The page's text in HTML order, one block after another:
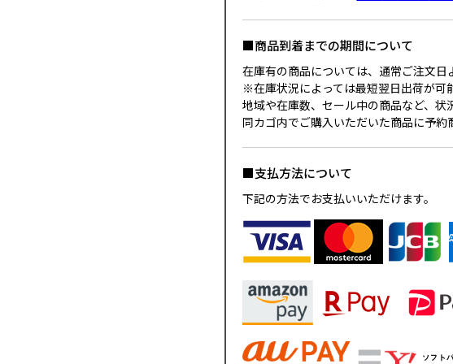
■商品到着までの期間について
在庫有の商品については、通常ご注文日
※在庫状況によっては最短翌日出荷が可
地域や在庫数、セール中の商品など、状
同カゴ内でご購入いただいた商品に予約
■支払方法について
下記の方法でお支払いいただけます。